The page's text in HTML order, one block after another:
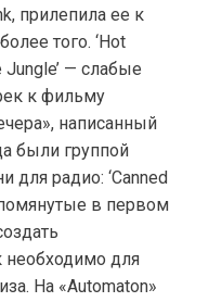
прилепила ее к
того. ‘Hot
Jungle’ — слабые
к фильму
написанный
были группой
для радио: ‘Canned
упомянутые в первом
необходимо для
На «Automaton»